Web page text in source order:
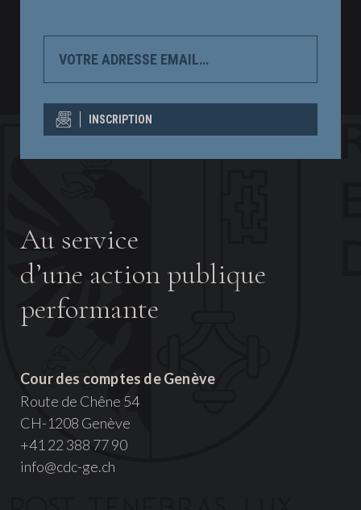
ADRESSE
INSCRIPTION
Au service
d’une action publique
performante
Cour des comptes de Genève
Route de Chêne 54
CH-1208 Genève
+41 22 388 77 90
info@cdc-ge.ch